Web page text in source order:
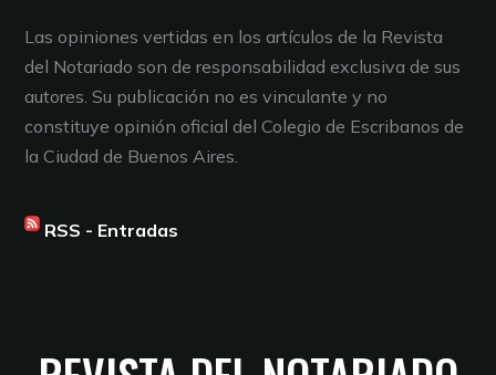
Las opiniones vertidas en los artículos de la Revista
del Notariado son de responsabilidad exclusiva de sus
autores. Su publicación no es vinculante y no
constituye opinión oficial del Colegio de Escribanos de
la Ciudad de Buenos Aires.
RSS - Entradas